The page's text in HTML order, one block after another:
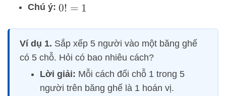
Chú ý: 0! =1
Ví dụ 1. Sắp xếp 5 người vào một băng ghế
có 5 chỗ. Hỏi có bao nhiêu cách?
Lời giải: Mỗi cách đổi chỗ 1 trong 5
người trên băng ghế là 1 hoán vị.